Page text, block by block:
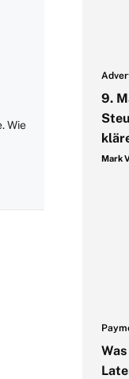
Wie
9.
Mark